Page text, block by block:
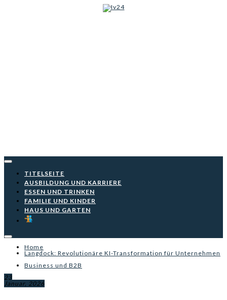
Iv24
TITELSEITE
AUSBILDUNG UND KARRIERE
ESSEN UND TRINKEN
FAMILIE UND KINDER
HAUS UND GARTEN
Home
Langdock: Revolutionäre KI-Transformation für Unternehmen
Business und B2B
23
Januar, 2026